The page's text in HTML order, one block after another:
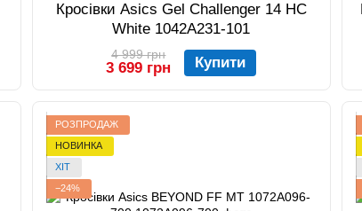
Кросівки Asics Gel Challenger 14 HC
White 1042A231-101
4 999 грн
3 699 грн Купити
РОЗПРОДАЖ
НОВИНКА
ХІТ
−24%